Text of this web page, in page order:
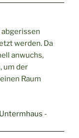
werden. Da
anwuchs,
um der
Raum